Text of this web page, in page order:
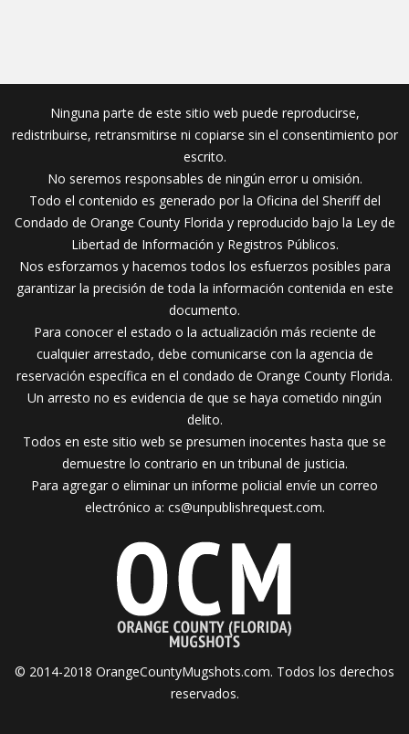
Ninguna parte de este sitio web puede reproducirse,
redistribuirse, retransmitirse ni copiarse sin el consentimiento por
escrito.
No seremos responsables de ningún error u omisión.
Todo el contenido es generado por la Oficina del Sheriff del
Condado de Orange County Florida y reproducido bajo la Ley de
Libertad de Información y Registros Públicos.
Nos esforzamos y hacemos todos los esfuerzos posibles para
garantizar la precisión de toda la información contenida en este
documento.
Para conocer el estado o la actualización más reciente de
cualquier arrestado, debe comunicarse con la agencia de
reservación específica en el condado de Orange County Florida.
Un arresto no es evidencia de que se haya cometido ningún
delito.
Todos en este sitio web se presumen inocentes hasta que se
demuestre lo contrario en un tribunal de justicia.
Para agregar o eliminar un informe policial envíe un correo
electrónico a: cs@unpublishrequest.com.
© 2014-2018 OrangeCountyMugshots.com. Todos los derechos
reservados.